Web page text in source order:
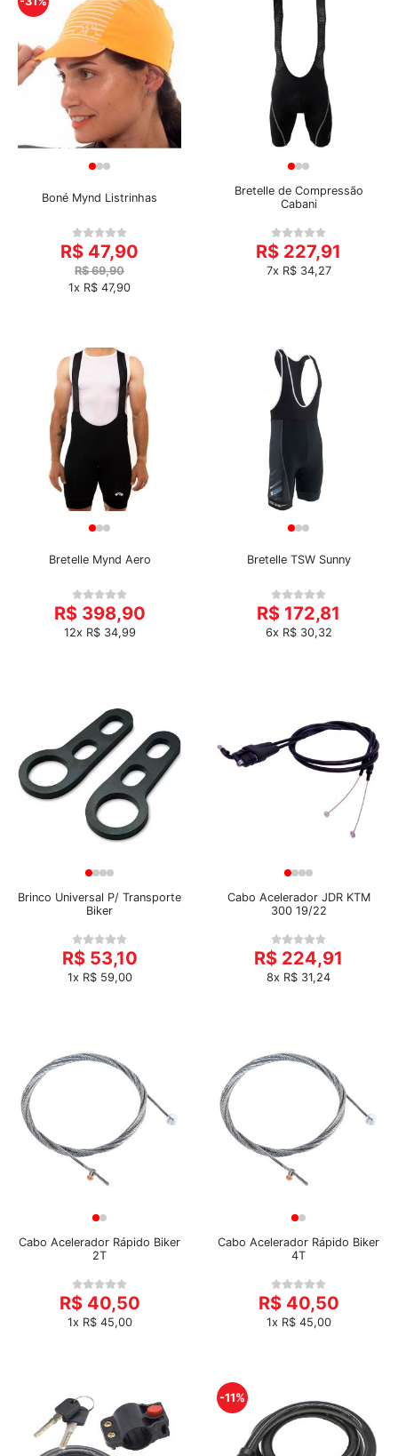
Boné Mynd Listrinhas
R$ 47,90
R$ 69,90
1x R$ 47,90
Bretelle de Compressão
Cabani
R$ 227,91
7x R$ 34,27
Bretelle Mynd Aero
R$ 398,90
12x R$ 34,99
Bretelle TSW Sunny
R$ 172,81
6x R$ 30,32
Brinco Universal P/ Transporte
Biker
R$ 53,10
1x R$ 59,00
Cabo Acelerador JDR KTM
300 19/22
R$ 224,91
8x R$ 31,24
Cabo Acelerador Rápido Biker
2T
R$ 40,50
1x R$ 45,00
Cabo Acelerador Rápido Biker
4T
R$ 40,50
1x R$ 45,00
-11%